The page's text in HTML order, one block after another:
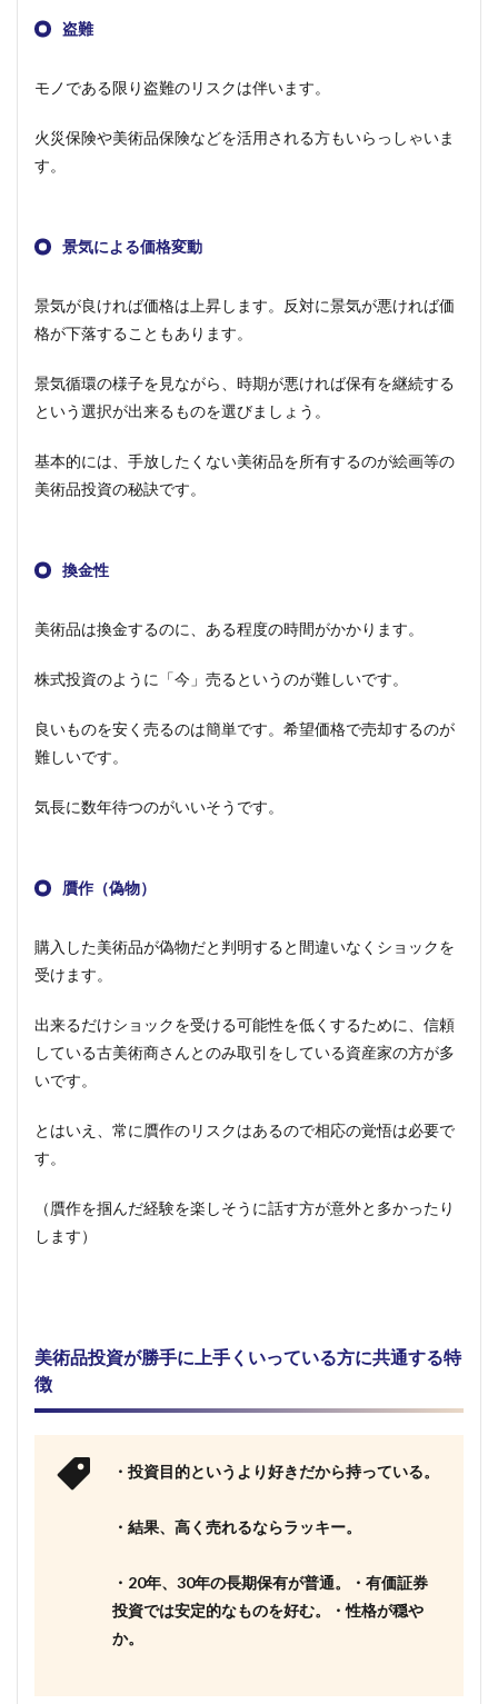
盗難
モノである限り盗難のリスクは伴います。
火災保険や美術品保険などを活用される方もいらっしゃいま
す。
景気による価格変動
景気が良ければ価格は上昇します。反対に景気が悪ければ価
格が下落することもあります。
景気循環の様子を見ながら、時期が悪ければ保有を継続する
という選択が出来るものを選びましょう。
基本的には、手放したくない美術品を所有するのが絵画等の
美術品投資の秘訣です。
換金性
美術品は換金するのに、ある程度の時間がかかります。
株式投資のように「今」売るというのが難しいです。
良いものを安く売るのは簡単です。希望価格で売却するのが
難しいです。
気長に数年待つのがいいそうです。
贋作（偽物）
購入した美術品が偽物だと判明すると間違いなくショックを
受けます。
出来るだけショックを受ける可能性を低くするために、信頼
している古美術商さんとのみ取引をしている資産家の方が多
いです。
とはいえ、常に贋作のリスクはあるので相応の覚悟は必要で
す。
（贋作を掴んだ経験を楽しそうに話す方が意外と多かったり
します）
美術品投資が勝手に上手くいっている方に共通する特
徴
・投資目的というより好きだから持っている。
・結果、高く売れるならラッキー。
・20年、30年の長期保有が普通。
・有価証券
投資では安定的なものを好む。
・性格が穏や
か。